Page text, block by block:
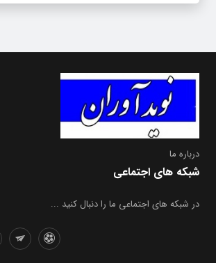
درباره ما
شبکه های اجتماعی
در شبکه های اجتماعی ما را دنبال کنید ...